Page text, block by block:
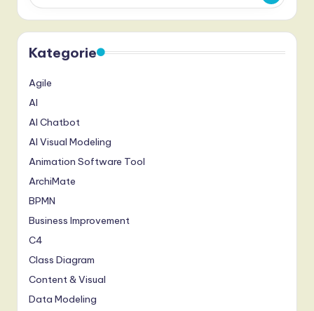
Kategorie
Agile
AI
AI Chatbot
AI Visual Modeling
Animation Software Tool
ArchiMate
BPMN
Business Improvement
C4
Class Diagram
Content & Visual
Data Modeling